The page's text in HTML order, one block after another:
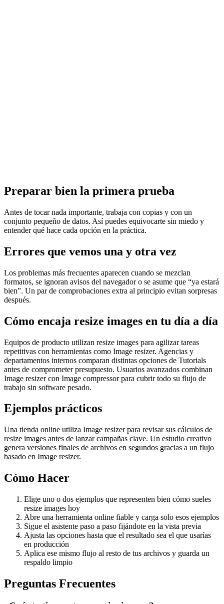
Preparar bien la primera prueba
Antes de tocar nada importante, trabaja con copias y con un
conjunto pequeño de datos. Así puedes equivocarte sin miedo y
entender qué hace cada opción en la práctica.
Errores que vemos una y otra vez
Los problemas más frecuentes aparecen cuando se mezclan
formatos, se ignoran avisos del navegador o se asume que “ya estará
bien”. Un par de comprobaciones extra al principio evitan sorpresas
después.
Cómo encaja resize images en tu día a día
Equipos de producto utilizan resize images para agilizar tareas
repetitivas con herramientas como Image resizer. Agencias y
departamentos internos comparan distintas opciones de Tutorials
antes de comprometer presupuesto. Usuarios avanzados combinan
Image resizer con Image compressor para cubrir todo su flujo de
trabajo sin software pesado.
Ejemplos prácticos
Una tienda online utiliza Image resizer para revisar sus cálculos de
resize images antes de lanzar campañas clave. Un estudio creativo
genera versiones finales de archivos en segundos gracias a un flujo
basado en Image resizer.
Cómo Hacer
Elige uno o dos ejemplos que representen bien cómo sueles
resize images hoy
Abre una herramienta online fiable y carga solo esos ejemplos
Sigue el asistente paso a paso fijándote en la vista previa
Ajusta las opciones hasta que el resultado sea el que usarías
en producción
Aplica ese mismo flujo al resto de tus archivos y guarda un
respaldo limpio
Preguntas Frecuentes